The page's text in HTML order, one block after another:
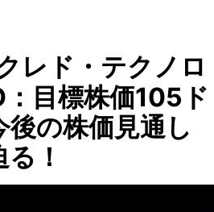
レド・テクノロ
目標株価105ド
の株価見通し
！